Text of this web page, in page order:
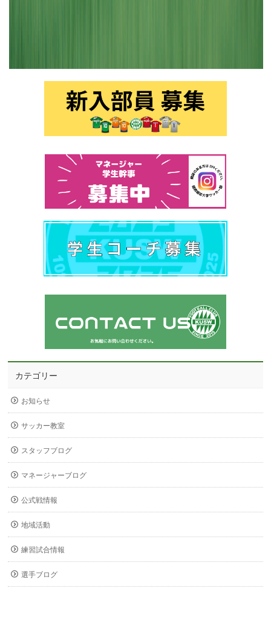
カテゴリー
お知らせ
サッカー教室
スタッフブログ
マネージャーブログ
公式戦情報
地域活動
練習試合情報
選手ブログ